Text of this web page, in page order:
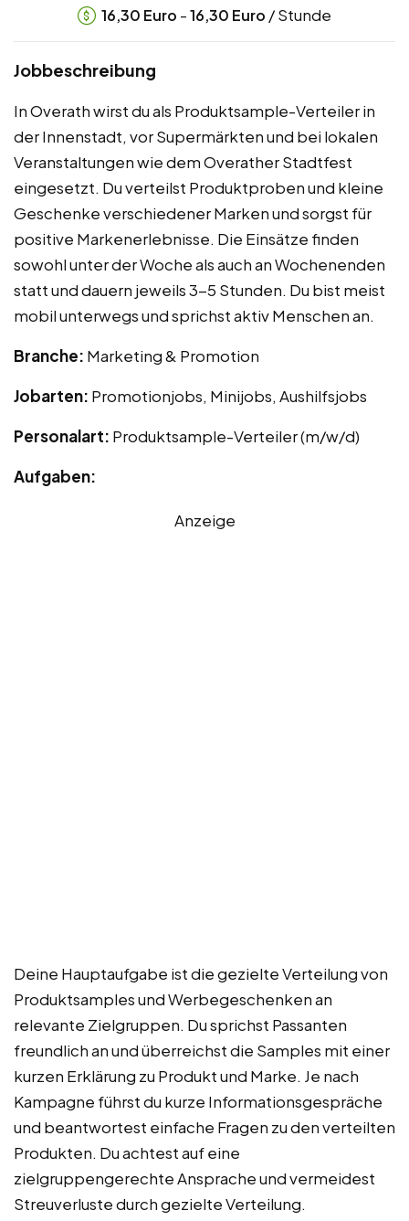
16,30 Euro -16,30 Euro / Stunde
Jobbeschreibung
In Overath wirst du als Produktsample-Verteiler in
der Innenstadt, vor Supermärkten und bei lokalen
Veranstaltungen wie dem Overather Stadtfest
eingesetzt. Du verteilst Produktproben und kleine
Geschenke verschiedener Marken und sorgst für
positive Markenerlebnisse. Die Einsätze finden
sowohl unter der Woche als auch an Wochenenden
statt und dauern jeweils 3-5 Stunden. Du bist meist
mobil unterwegs und sprichst aktiv Menschen an.
Branche: Marketing & Promotion
Jobarten: Promotionjobs, Minijobs, Aushilfsjobs
Personalart: Produktsample-Verteiler (m/w/d)
Aufgaben:
Anzeige
Deine Hauptaufgabe ist die gezielte Verteilung von
Produktsamples und Werbegeschenken an
relevante Zielgruppen. Du sprichst Passanten
freundlich an und überreichst die Samples mit einer
kurzen Erklärung zu Produkt und Marke. Je nach
Kampagne führst du kurze Informationsgespräche
und beantwortest einfache Fragen zu den verteilten
Produkten. Du achtest auf eine
zielgruppengerechte Ansprache und vermeidest
Streuverluste durch gezielte Verteilung.